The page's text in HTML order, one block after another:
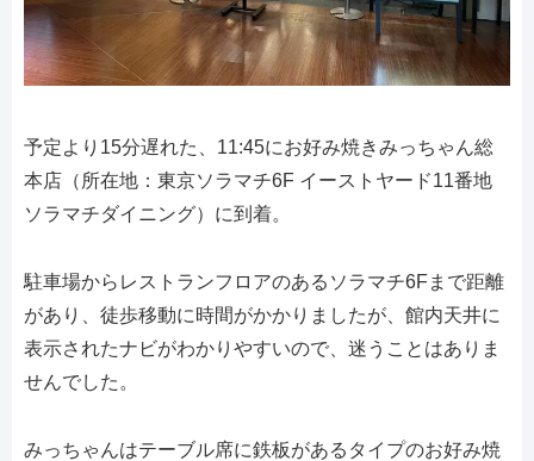
予定より15分遅れた、11:45にお好み焼きみっちゃん総
本店（所在地：東京ソラマチ6F イーストヤード11番地
ソラマチダイニング）に到着。
駐車場からレストランフロアのあるソラマチ6Fまで距離
があり、徒歩移動に時間がかかりましたが、館内天井に
表示されたナビがわかりやすいので、迷うことはありま
せんでした。
みっちゃんはテーブル席に鉄板があるタイプのお好み焼